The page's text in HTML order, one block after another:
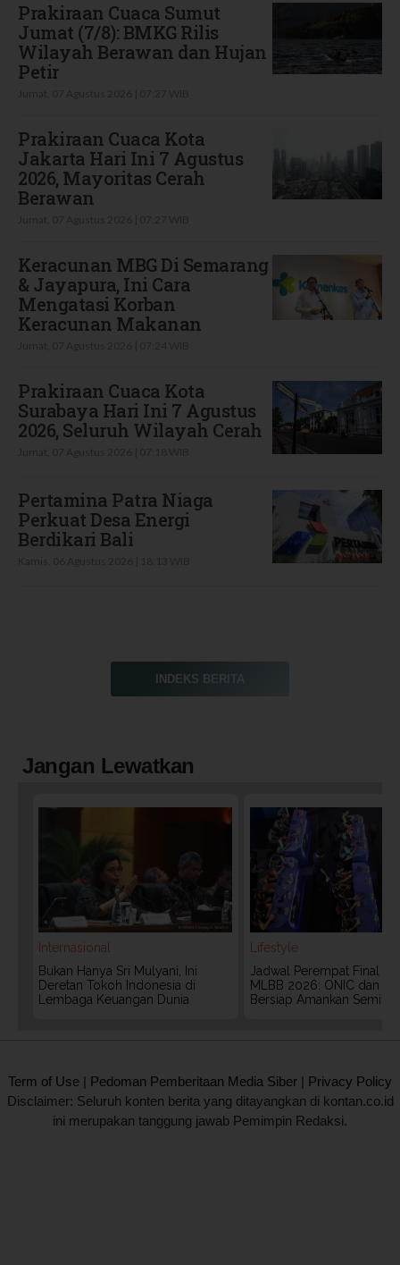
Prakiraan Cuaca Sumut
Jumat (7/8): BMKG Rilis
Wilayah Berawan dan Hujan
Petir
Prakiraan Cuaca Kota
Jakarta Hari Ini 7 Agustus
2026, Mayoritas Cerah
Berawan
Keracunan MBG Di Semarang
& Jayapura, Ini Cara
Mengatasi Korban
Keracunan Makanan
Prakiraan Cuaca Kota
Surabaya Hari Ini 7 Agustus
2026, Seluruh Wilayah Cerah
Pertamina Patra Niaga
Perkuat Desa Energi
Berdikari Bali
INDEKS BERITA
Jangan Lewatkan
Internasional
Bukan Hanya Sri Mulyani, Ini
Deretan Tokoh Indonesia di
Lembaga Keuangan Dunia
Lifestyle
Jadwal Perempat Final
MLBB 2026: ONIC dan
Bersiap Amankan
Term of Use | Pedoman Pemberitaan Media Siber | Privacy Policy
Disclaimer: Seluruh konten berita yang ditayangkan di kontan.co.id
ini merupakan tanggung jawab Pemimpin Redaksi.